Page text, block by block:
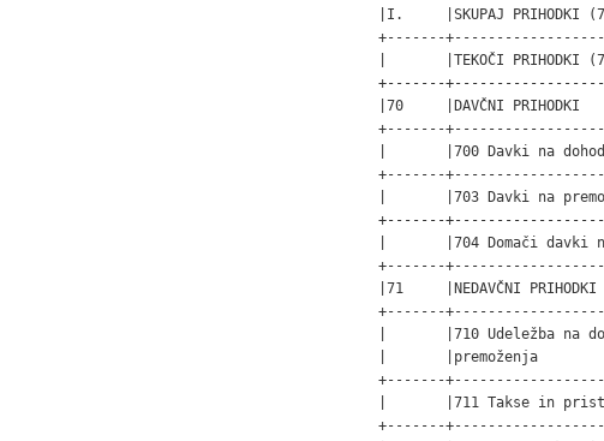
|I.     |SKUPAJ
+-------
|       |TEKOČI
+-------
|70     |DAVČNI
+-------
|       |700 Davki na
+-------
|       |703 Davki na
+-------
|       |704 Domači
+-------
|71     |NEDAVČNI
+-------
|       |710 Udeležba na
|       |premoženja
+-------
|       |711 Takse in
+-------